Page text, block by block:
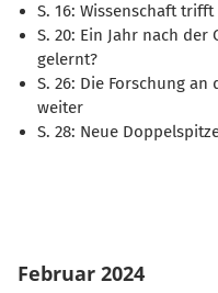
S. 16: Wissenschaft
S. 20: Ein Jahr nach
gelernt?
S. 26: Die Forschung
weiter
S. 28: Neue
Februar 2024